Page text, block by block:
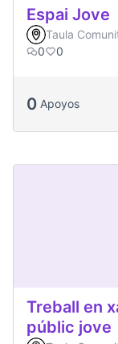
Espai Jove
Taula
0
0
0 Apoyos
Treball en
públic jove